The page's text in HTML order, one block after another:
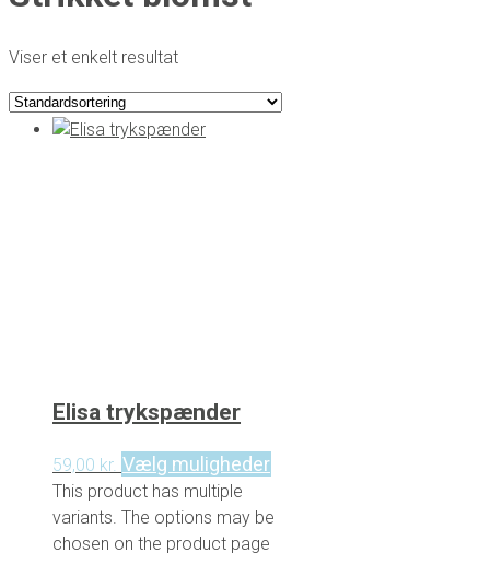
Viser et enkelt resultat
Elisa trykspænder
59,00 kr. Vælg muligheder
This product has multiple
variants. The options may be
chosen on the product page